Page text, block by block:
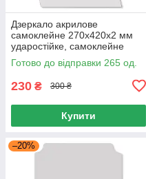
Дзеркало акрилове
самоклейне 270х420х2 мм
ударостійке, самоклейне
дзеркало 270х420 мм
Готово до відправки 265 од.
230 ₴ 300 ₴
Купити
–20%